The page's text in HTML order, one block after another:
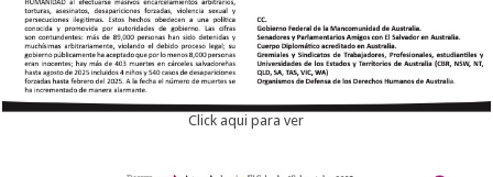
Click aqui para ver